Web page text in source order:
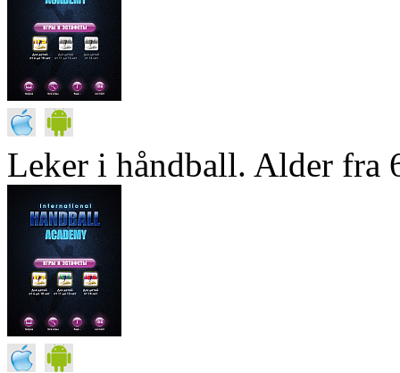
Leker i håndball. Alder fra